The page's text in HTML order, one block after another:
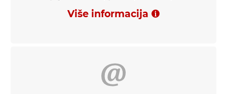
Više informacija